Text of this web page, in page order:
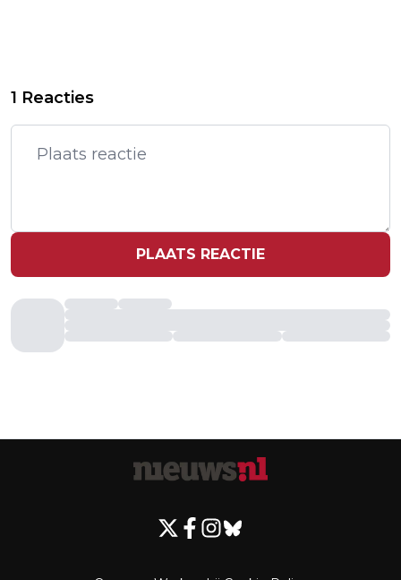
MEDAILLE POLSSTOKSPRINGEN
RICHARDSON VERSLAAT LAVREYSEN
IN FINALE SPRINT OP EK BAAN
1 Reacties
PLAATS REACTIE